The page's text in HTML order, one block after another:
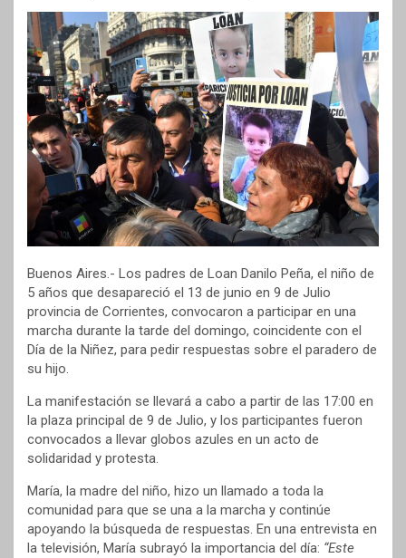
Buenos Aires.- Los padres de Loan Danilo Peña, el niño de
5 años que desapareció el 13 de junio en 9 de Julio
provincia de Corrientes, convocaron a participar en una
marcha durante la tarde del domingo, coincidente con el
Día de la Niñez, para pedir respuestas sobre el paradero de
su hijo.
La manifestación se llevará a cabo a partir de las 17:00 en
la plaza principal de 9 de Julio, y los participantes fueron
convocados a llevar globos azules en un acto de
solidaridad y protesta.
María, la madre del niño, hizo un llamado a toda la
comunidad para que se una a la marcha y continúe
apoyando la búsqueda de respuestas. En una entrevista en
la televisión, María subrayó la importancia del día: “Este